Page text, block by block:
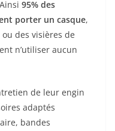
95% des
porter un casque,
des visières de
n’utiliser aucun
de leur engin
adaptés
bandes